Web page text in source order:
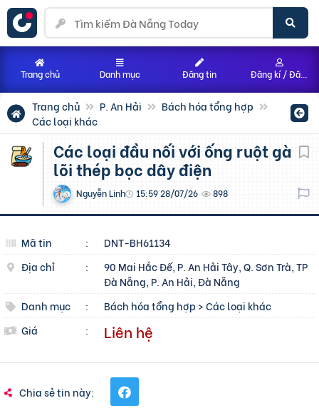
Trang chủ P. An Hải
Bách hóa tổng hợp
Các loại khác
Các loại đầu nối với ống ruột gà
lõi thép bọc dây điện
Nguyễn Linh 15:59 28/07/26 898
Mã tin :
DNT-BH61134
Địa chỉ
:
90 Mai Hắc Đế, P. An Hải Tây, Q. Sơn Trà, TP
Đà Nẵng, P. An Hải, Đà Nẵng
Danh mục
: Bách hóa tổng hợp >Các loại khác
Giá
: Liên hệ
Chia sẻ tin này:
Trang chủ Danh mục Đăng tin